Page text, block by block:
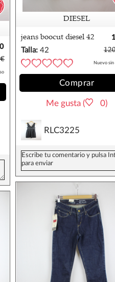
DIESEL
jeans boocut diesel 42
Talla: 42
Nuevo
Comprar
Me gusta ( 0)
RLC3225
€